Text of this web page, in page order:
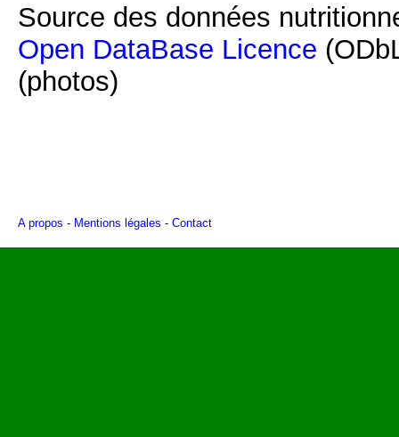
Source des données
Open DataBase Licence
(photos)
A propos - Mentions légales - Contact